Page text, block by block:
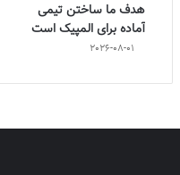
هدف ما ساختن تیمی
آماده برای المپیک است
2026-08-01